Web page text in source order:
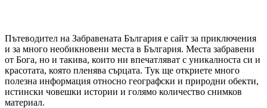
Пътеводител на Забравената България е сайт за приключения
и за много необикновени места в България. Места забравени
от Бога, но и такива, които ни впечатляват с уникалноста си и
красотата, която пленява сърцата. Тук ще откриете много
полезна информация относно географски и природни обекти,
истински човешки истории и голямо количество снимков
материал.